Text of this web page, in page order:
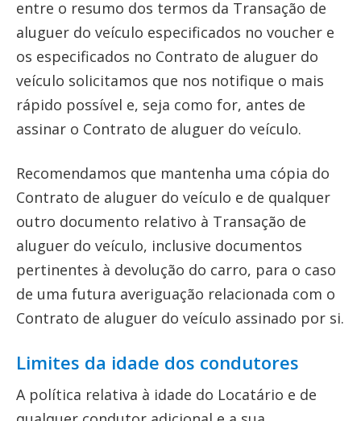
entre o resumo dos termos da Transação de
aluguer do veículo especificados no voucher e
os especificados no Contrato de aluguer do
veículo solicitamos que nos notifique o mais
rápido possível e, seja como for, antes de
assinar o Contrato de aluguer do veículo.
Recomendamos que mantenha uma cópia do
Contrato de aluguer do veículo e de qualquer
outro documento relativo à Transação de
aluguer do veículo, inclusive documentos
pertinentes à devolução do carro, para o caso
de uma futura averiguação relacionada com o
Contrato de aluguer do veículo assinado por si.
Limites da idade dos condutores
A política relativa à idade do Locatário e de